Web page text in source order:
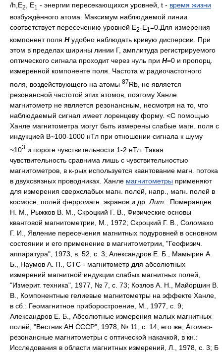
/h,E2 , E1 - энергии пересекающихся уровней, t - время жизни
возбуждённого атома. Максимум наблюдаемой линии
соответствует пересечению уровней E2-E1 =0.Для измерения
компонент поля Нудобно наблюдать кривую дисперсии. При
этом в пределах ширины линии Г, амплитуда регистрируемого
оптического сигнала проходит через нуль при H=0 и пропорц.
измеренной компоненте поля. Частота w радиочастотного
поля, воздействующего на атомы 87Rb, не является
резонансной частотой этих атомов, поэтому Ханле
магнитометр не является резонансным, несмотря на то, что
наблюдаемый сигнал имеет лоренцеву форму. <С помощью
Ханле магнитометра могут быть измерены слабые магн. поля с
индукцией B~100-1000 нТл при отношении сигнала к шуму
~103 и пороге чувствительности 1-2 нТл. Такая
чувствительность сравнима лишь с чувствительностью
магнитометров, в к-рых используется квантование магн. потока
в двухсвязных проводниках. Ханле магнитометры применяют
для измерения сверхслабых магн. полей, напр., магн. полей в
космосе, полей ферромагн. экранов и др. Лит.: Померанцев
Н. М., Рыжков В. М., Скроцкий Г. В., Физические основы
квантовой магнитометрии, М., 1972; Скроцкий Г. В., Соломахо
Г. И., Явление пересечения магнитных подуровней в основном
состоянии и его применение в магнитометрии, "Геофизич.
аппаратура", 1973, в. 52, с. 3; Александров Е. Б., Мамырин А.
Б., Наумов А. П., СТС - магнитометр для абсолютных
измерений магнитной индукции слабых магнитных полей,
"Измерит. техника", 1977, № 7, с. 73; Козлов А. Н., Майоршин В.
В., Компонентные гелиевые магнитометры на эффекте Ханле,
в сб.: Геомагнитное приборостроение, М., 1977, с. 9;
Александров Е. Б., Абсолютные измерения малых магнитных
полей, "Вестник АН СССР", 1978, № 11, с. 14; его же, Атомно-
резонансные магнитометры с оптической накачкой, в кн.:
Исследования в области магнитных измерений, Л., 1978, с. 3; Б